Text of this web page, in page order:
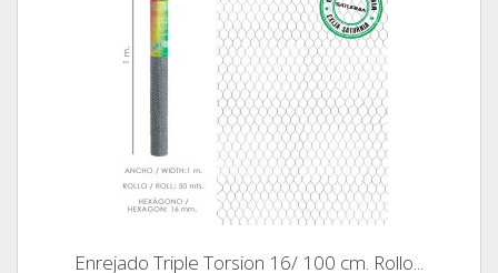
Enrejado Triple Torsion 16/ 100 cm. Rollo...